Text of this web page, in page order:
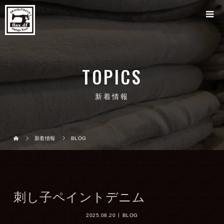
TOPICS
新着情報
新着情報 BLOG
刺し子ペイントデニム
2025.08.20 BLOG